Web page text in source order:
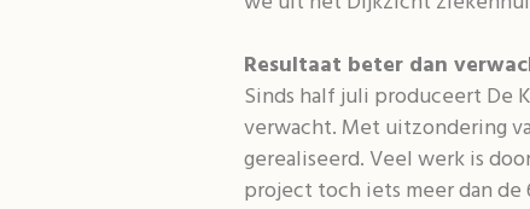
Resultaat beter dan
Sinds half juli produceert De
verwacht. Met uitzondering
gerealiseerd. Veel werk is
project toch iets meer dan